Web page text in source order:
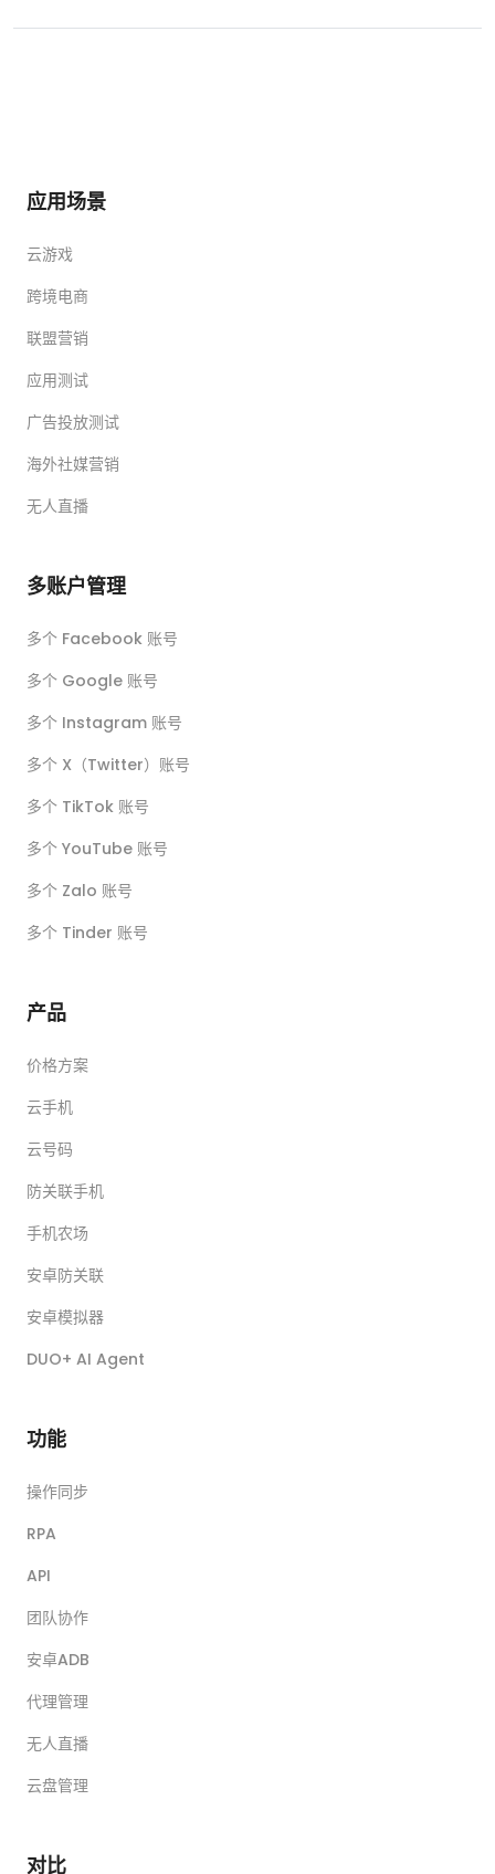
应用场景
云游戏
跨境电商
联盟营销
应用测试
广告投放测试
海外社媒营销
无人直播
多账户管理
多个 Facebook 账号
多个 Google 账号
多个 Instagram 账号
多个 X（Twitter）账号
多个 TikTok 账号
多个 YouTube 账号
多个 Zalo 账号
多个 Tinder 账号
产品
价格方案
云手机
云号码
防关联手机
手机农场
安卓防关联
安卓模拟器
DUO+ AI Agent
功能
操作同步
RPA
API
团队协作
安卓ADB
代理管理
无人直播
云盘管理
对比